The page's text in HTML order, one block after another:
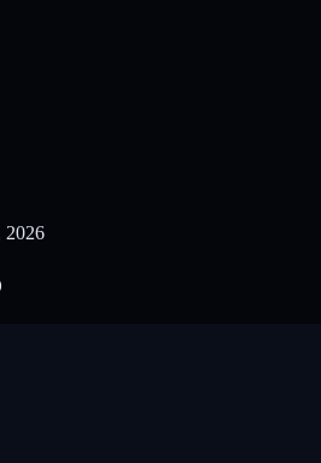
2026